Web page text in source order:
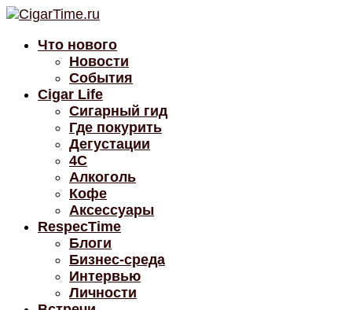
Что нового
Новости
События
Cigar Life
Сигарный гид
Где покурить
Дегустации
4C
Алкоголь
Кофе
Аксессуары
RespecTime
Блоги
Бизнес-среда
Интервью
Личности